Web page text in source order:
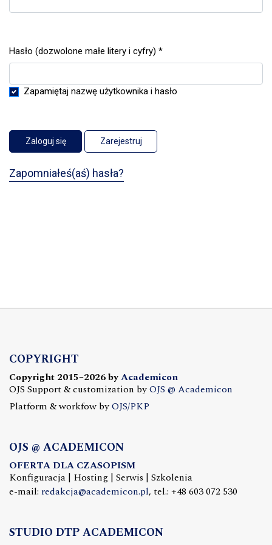
Hasło (dozwolone małe litery i cyfry) *
Wymagane
Zapamiętaj nazwę użytkownika i hasło
Zaloguj się Zarejestruj
Zapomniałeś(aś) hasła?
COPYRIGHT
Copyright 2015–2026 byAcademicon
OJS Support & customization byOJS @ Academicon
Platform & workfow byOJS/PKP
OJS @ ACADEMICON
OFERTA DLA CZASOPISM
Konfiguracja | Hosting | Serwis | Szkolenia
e-mail: redakcja@academicon.pl, tel.: +48 603 072 530
STUDIO DTP ACADEMICON